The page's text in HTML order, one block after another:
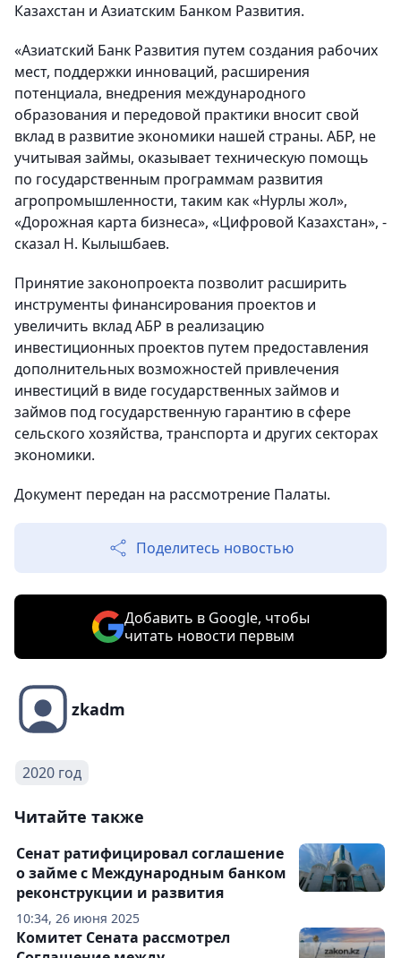
Казахстан и Азиатским Банком Развития.
«Азиатский Банк Развития путем создания рабочих
мест, поддержки инноваций, расширения
потенциала, внедрения международного
образования и передовой практики вносит свой
вклад в развитие экономики нашей страны. АБР, не
учитывая займы, оказывает техническую помощь
по государственным программам развития
агропромышленности, таким как «Нурлы жол»,
«Дорожная карта бизнеса», «Цифровой Казахстан», -
сказал Н. Кылышбаев.
Принятие законопроекта позволит расширить
инструменты финансирования проектов и
увеличить вклад АБР в реализацию
инвестиционных проектов путем предоставления
дополнительных возможностей привлечения
инвестиций в виде государственных займов и
займов под государственную гарантию в сфере
сельского хозяйства, транспорта и других секторах
экономики.
Документ передан на рассмотрение Палаты.
Поделитесь новостью
Добавить в Google, чтобы
читать новости первым
zkadm
2020 год
Читайте также
10:34, 26 июня 2025
Сенат ратифицировал соглашение
о займе с Международным банком
реконструкции и развития
Комитет Сената рассмотрел